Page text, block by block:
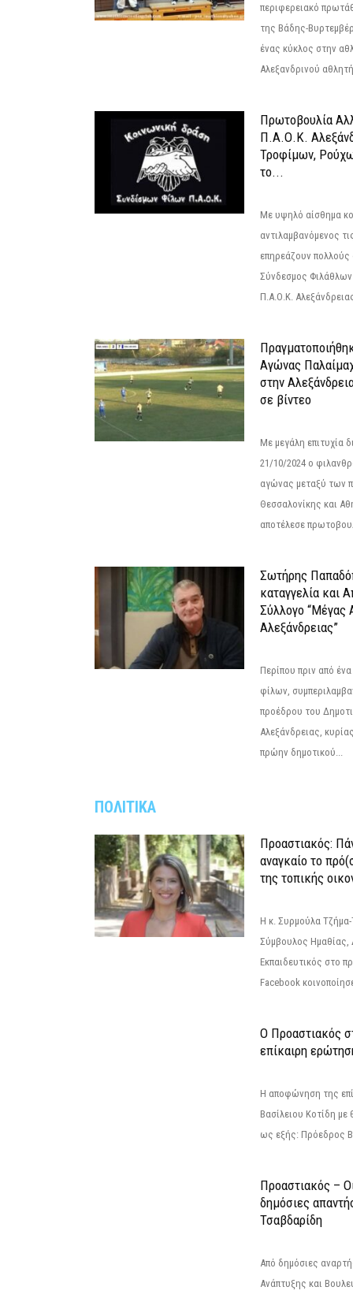
περιφερειακό
της Βάδης-
ένας κύκλος στην
Αλεξανδρινού
Πρωτοβουλία
Π.Α.Ο.Κ.
Τροφίμων,
το...
Με υψηλό αίσθημα
αντιλαμβανόμενος
επηρεάζουν πολλούς
Σύνδεσμος
Π.Α.Ο.Κ.
Αγώνας
στην
σε βίντεο
Με μεγάλη επιτυχία
21/10/2024 ο
αγώνας μεταξύ των
Θεσσαλονίκης και
αποτέλεσε
Σωτήρης
καταγγελία και
Σύλλογο “Μέγας
Αλεξάνδρειας”
Περίπου πριν από
φίλων,
προέδρου του
Αλεξάνδρειας,
πρώην δημοτικού...
ΠΟΛΙΤΙΚΑ
Προαστιακός:
αναγκαίο το
της τοπικής
Η κ. Συρμούλα
Σύμβουλος Ημαθίας,
Εκπαιδευτικός στο
Facebook
Ο Προαστιακός
επίκαιρη
Η αποφώνηση της
Βασίλειου Κοτίδη με
ως εξής: Πρόεδρος
Προαστιακός –
δημόσιες
Τσαβδαρίδη
Από δημόσιες
Ανάπτυξης και